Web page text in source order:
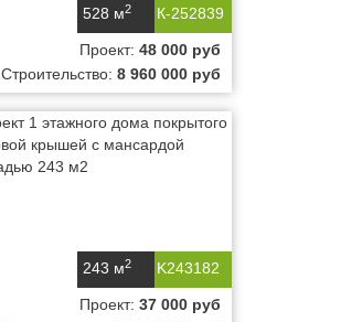
К-252839
528 м2
Проект: 48 000 руб
Строительство: 8 960 000 руб
K243182
243 м2
Проект: 37 000 руб